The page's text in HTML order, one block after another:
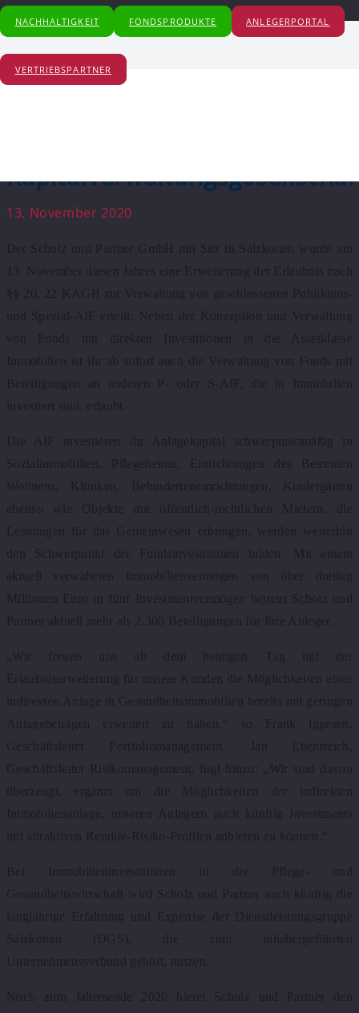
NACHHALTIGKEIT FONDSPRODUKTE ANLEGERPORTAL
VERTRIEBSPARTNER
Start
2020
Scholz und Partner erhält Erweiterung der Erlaubnis als
Kapitalverwaltungsgesellschaft
13. November 2020
Der Scholz und Partner GmbH mit Sitz in Salzkotten wurde am
13. November diesen Jahres eine Erweiterung der Erlaubnis nach
§§ 20, 22 KAGB zur Verwaltung von geschlossenen Publikums­
und Spezial-AIF erteilt. Neben der Konzeption und Verwaltung
von Fonds mit direkten Investitionen in die Assetklasse
Immobilien ist ihr ab sofort auch die Verwaltung von Fonds mit
Beteiligungen an anderen P- oder S-AIF, die in Immobilien
investiert sind, erlaubt.
Die AIF investieren ihr Anlagekapital schwerpunktmäßig in
Sozialimmobilien. Pflegeheime, Einrichtungen des Betreuten
Wohnens, Kliniken, Behinderteneinrichtungen, Kindergärten
ebenso wie Objekte mit öffentlich-rechtlichen Mietern, die
Leistungen für das Gemeinwesen erbringen, werden weiterhin
den Schwerpunkt der Fondsinvestitionen bilden. Mit einem
aktuell verwalteten Immobilienvermögen von über dreißig
Millionen Euro in fünf Investmentvermögen betreut Scholz und
Partner aktuell mehr als 2.300 Beteiligungen für Ihre Anleger.
„Wir freuen uns ab dem heutigen Tag mit der
Erlaubniserweiterung für unsere Kunden die Möglichkeiten einer
indirekten Anlage in Gesundheitsimmobilien bereits mit geringen
Anlagebeträgen erweitert zu haben.“ so Frank lggesen,
Geschäftsleiter Portfoliomanagement. Jan Ebentreich,
Geschäftsleiter Risikomanagement, fügt hinzu: „Wir sind davon
überzeugt, ergänzt um die Möglichkeiten der indirekten
Immobilienanlage, unseren Anlegern auch künftig Investments
mit attraktiven Rendite-Risiko-Profilen anbieten zu können.“
Bei Immobilieninvestitionen in die Pflege- und
Gesundheitswirtschaft wird Scholz und Partner auch künftig die
langjährige Erfahrung und Expertise der Dienstleistungsgruppe
Salzkotten (DGS), die zum inhabergeführten
Unternehmensverbund gehört, nutzen.
Noch zum Jahresende 2020 bietet Scholz und Partner den